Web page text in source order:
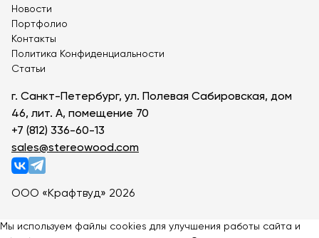
Новости
Портфолио
Контакты
Политика Конфиденциальности
Статьи
г. Санкт-Петербург, ул. Полевая Сабировская, дом
46, лит. А, помещение 70
+7 (812) 336-60-13
sales@stereowood.com
ООО «Крафтвуд» 2026
Мы используем файлы cookies для улучшения работы сайта и